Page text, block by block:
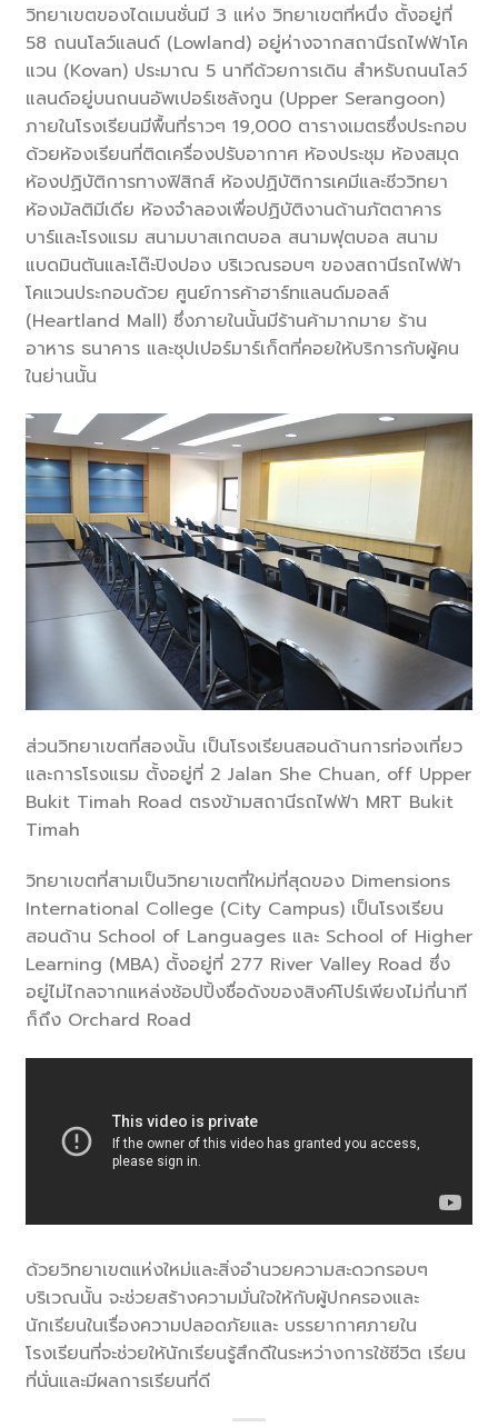
วิทยาเขตของไดเมนชั่นมี 3 แห่ง วิทยาเขตที่หนึ่ง ตั้งอยู่ที่
58 ถนนโลว์แลนด์ (Lowland) อยู่ห่างจากสถานีรถไฟฟ้าโค
แวน (Kovan) ประมาณ 5 นาทีด้วยการเดิน สำหรับถนนโลว์
แลนด์อยู่บนถนนอัพเปอร์เซลังกูน (Upper Serangoon)
ภายในโรงเรียนมีพื้นที่ราวๆ 19,000 ตารางเมตรซึ่งประกอบ
ด้วยห้องเรียนที่ติดเครื่องปรับอากาศ ห้องประชุม ห้องสมุด
ห้องปฏิบัติการทางฟิสิกส์ ห้องปฏิบัติการเคมีและชีววิทยา
ห้องมัลติมีเดีย ห้องจำลองเพื่อปฏิบัติงานด้านภัตตาคาร
บาร์และโรงแรม สนามบาสเกตบอล สนามฟุตบอล สนาม
แบดมินตันและโต๊ะปิงปอง บริเวณรอบๆ ของสถานีรถไฟฟ้า
โคแวนประกอบด้วย ศูนย์การค้าฮาร์ทแลนด์มอลล์
(Heartland Mall) ซึ่งภายในนั้นมีร้านค้ามากมาย ร้าน
อาหาร ธนาคาร และซุปเปอร์มาร์เก็ตที่คอยให้บริการกับผู้คน
ในย่านนั้น
ส่วนวิทยาเขตที่สองนั้น เป็นโรงเรียนสอนด้านการท่องเที่ยว
และการโรงแรม ตั้งอยู่ที่ 2 Jalan She Chuan, off Upper
Bukit Timah Road ตรงข้ามสถานีรถไฟฟ้า MRT Bukit
Timah
วิทยาเขตที่สามเป็นวิทยาเขตที่ใหม่ที่สุดของ Dimensions
International College (City Campus) เป็นโรงเรียน
สอนด้าน School of Languages และ School of Higher
Learning (MBA) ตั้งอยู่ที่ 277 River Valley Road ซึ่ง
อยู่ไม่ไกลจากแหล่งช้อปปิ้งชื่อดังของสิงค์โปร์เพียงไม่กี่นาที
ก็ถึง Orchard Road
ด้วยวิทยาเขตแห่งใหม่และสิ่งอำนวยความสะดวกรอบๆ
บริเวณนั้น จะช่วยสร้างความมั่นใจให้กับผู้ปกครองและ
นักเรียนในเรื่องความปลอดภัยและ บรรยากาศภายใน
โรงเรียนที่จะช่วยให้นักเรียนรู้สึกดีในระหว่างการใช้ชีวิต เรียน
ที่นั่นและมีผลการเรียนที่ดี